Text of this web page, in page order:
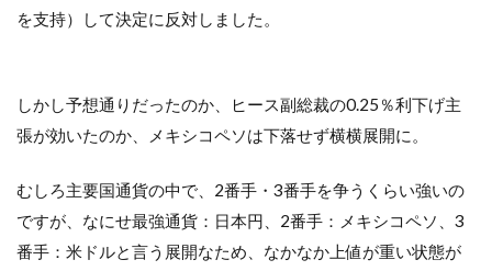
を支持）して決定に反対しました。
しかし予想通りだったのか、ヒース副総裁の0.25％利下げ主
張が効いたのか、メキシコペソは下落せず横横展開に。
むしろ主要国通貨の中で、2番手・3番手を争うくらい強いの
ですが、なにせ最強通貨：日本円、2番手：メキシコペソ、3
番手：米ドルと言う展開なため、なかなか上値が重い状態が